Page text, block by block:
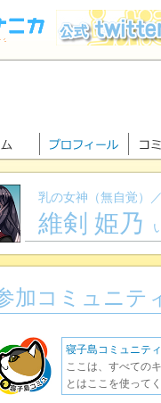
乳の女神（無自覚）
維剣 姫乃
加コミュニテ
寝子島コミュニティ
ここは、すべての
とはここを使って